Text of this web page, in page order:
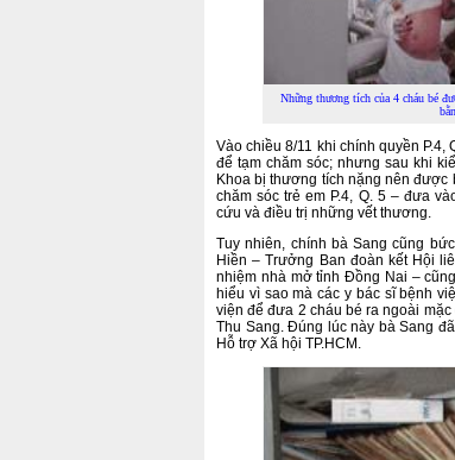
Những thương tích của 4 cháu bé
Vào chiều 8/11 khi chính quyền
để tạm chăm sóc; nhưng sau khi
Khoa bị thương tích nặng nên được
chăm sóc trẻ em P.4, Q. 5 – đưa
cứu và điều trị những vết thương.
Tuy nhiên, chính bà Sang cũng
Hiền – Trưởng Ban đoàn kết Hội
nhiệm nhà mở tỉnh Đồng Nai –
hiểu vì sao mà các y bác sĩ bệnh
viện để đưa 2 cháu bé ra ngoài
Thu Sang. Đúng lúc này bà Sang
Hỗ trợ Xã hội TP.HCM.